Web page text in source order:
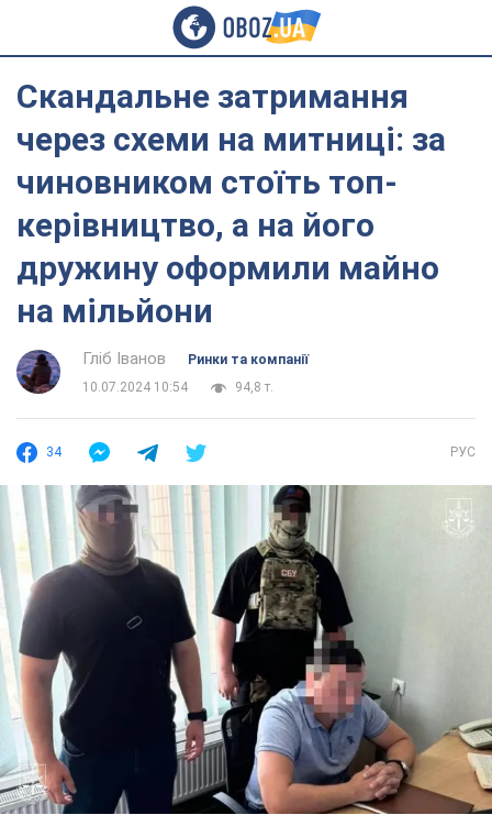
Скандальне затримання
через схеми на митниці: за
чиновником стоїть топ-
керівництво, а на його
дружину оформили майно
на мільйони
Гліб Іванов
Ринки та компанії
10.07.2024 10:54
94,8 т.
34 РУС